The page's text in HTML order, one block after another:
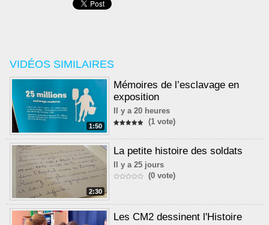
VIDÉOS SIMILAIRES
1:50
Mémoires de l’esclavage en
exposition
Il y a 20 heures
(1 vote)
2:30
La petite histoire des soldats
Il y a 25 jours
(0 vote)
Les CM2 dessinent l'Histoire